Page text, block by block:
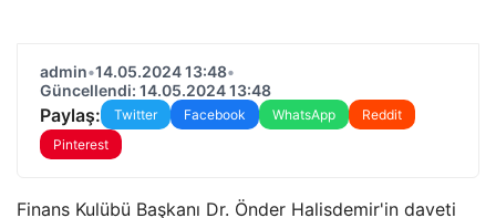
admin•14.05.2024 13:48•
Güncellendi: 14.05.2024 13:48
Paylaş: Twitter Facebook WhatsApp
Reddit
Pinterest
Finans Kulübü Başkanı Dr. Önder Halisdemir'in daveti